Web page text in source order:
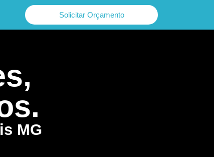
Solicitar Orçamento
MG